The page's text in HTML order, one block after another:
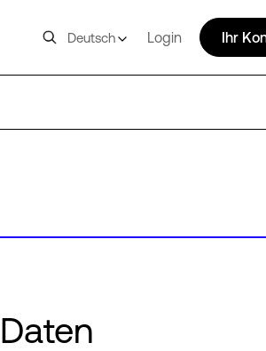
Deutsch Login Ihr